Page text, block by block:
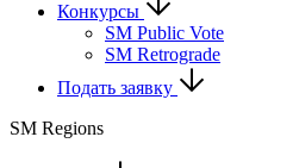
Конкурсы
SM Public Vote
SM Retrograde
Подать заявку
SM Regions